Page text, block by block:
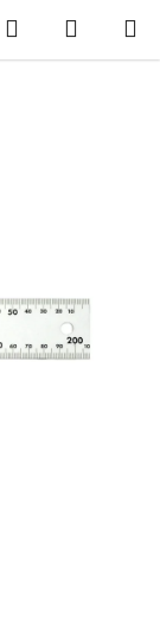
Hledat
KOŠÍK